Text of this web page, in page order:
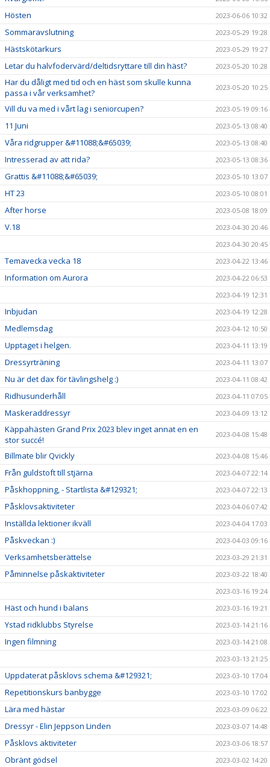
Hösten 2023-06-06 10:32
Sommaravslutning 2023-05-29 19:28
Hästskötarkurs 2023-05-29 19:27
Letar du halvfodervärd/deltidsryttare till din häst? 2023-05-20 10:28
Har du dåligt med tid och en häst som skulle kunna
passa i vår verksamhet?
2023-05-20 10:25
Vill du va med i vårt lag i seniorcupen? 2023-05-19 09:16
11 Juni 2023-05-13 08:40
Våra ridgrupper &#11088;&#65039; 2023-05-13 08:40
Intresserad av att rida? 2023-05-13 08:36
Grattis &#11088;&#65039; 2023-05-10 13:07
HT 23 2023-05-10 08:01
After horse 2023-05-08 18:09
V.18
2023-04-30 20:46
2023-04-30 20:45
Temavecka vecka 18 2023-04-22 13:46
Information om Aurora
2023-04-22 06:53
2023-04-19 12:31
Inbjudan 2023-04-19 12:28
Medlemsdag 2023-04-12 10:50
Upptaget i helgen. 2023-04-11 13:19
Dressyrträning 2023-04-11 13:07
Nu är det dax för tävlingshelg :) 2023-04-11 08:42
Ridhusunderhåll 2023-04-11 07:05
Maskeraddressyr 2023-04-09 13:12
Käppahästen Grand Prix 2023 blev inget annat en en
stor succé!
2023-04-08 15:48
Billmate blir Qvickly 2023-04-08 15:46
Från guldstoft till stjärna 2023-04-07 22:14
Påskhoppning, - Startlista &#129321; 2023-04-07 22:13
Påsklovsaktiviteter 2023-04-06 07:42
Inställda lektioner ikväll 2023-04-04 17:03
Påskveckan :) 2023-04-03 09:16
Verksamhetsberättelse 2023-03-29 21:31
Påminnelse påskaktiviteter
2023-03-22 18:40
2023-03-16 19:24
Häst och hund i balans 2023-03-16 19:21
Ystad ridklubbs Styrelse 2023-03-14 21:16
Ingen filmning
2023-03-14 21:08
2023-03-13 21:25
Uppdaterat påsklovs schema &#129321; 2023-03-10 17:04
Repetitionskurs banbygge 2023-03-10 17:02
Lära med hästar 2023-03-09 06:22
Dressyr - Elin Jeppson Linden 2023-03-07 14:48
Påsklovs aktiviteter 2023-03-06 18:57
Obränt gödsel 2023-03-02 14:20